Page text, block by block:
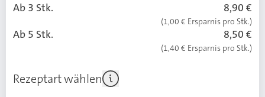
Ab 3 Stk. 8,90 €
(1,00 € Ersparnis pro Stk.)
Ab 5 Stk. 8,50 €
(1,40 € Ersparnis pro Stk.)
Rezeptart wählen